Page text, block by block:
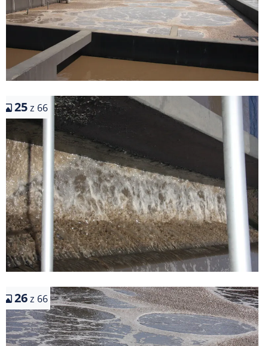
25z 66
26z 66